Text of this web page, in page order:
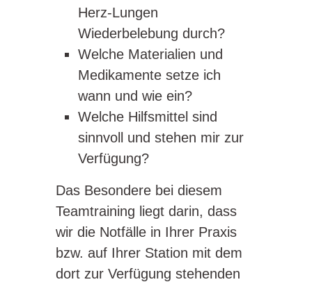
Herz-Lungen
Wiederbelebung durch?
Welche Materialien und
Medikamente setze ich
wann und wie ein?
Welche Hilfsmittel sind
sinnvoll und stehen mir zur
Verfügung?
Das Besondere bei diesem
Teamtraining liegt darin, dass
wir die Notfälle in Ihrer Praxis
bzw. auf Ihrer Station mit dem
dort zur Verfügung stehenden